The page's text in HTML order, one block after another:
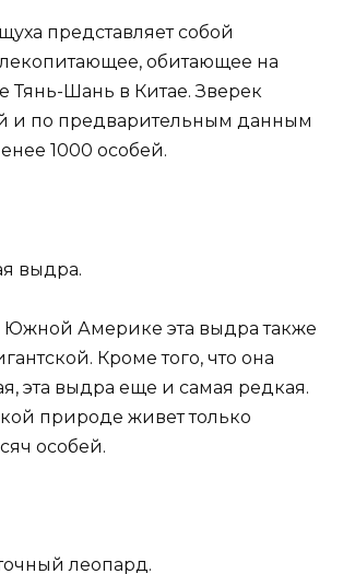
представляет собой
обитающее на
Тянь-Шань в Китае. Зверек
и по предварительным данным
1000 особей.
выдра.
Америке эта выдра также
Кроме того, что она
эта выдра еще и самая редкая.
природе живет только
особей.
леопард.